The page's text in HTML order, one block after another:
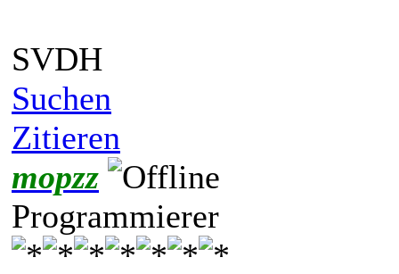
SVDH
Suchen
Zitieren
mopzz
Programmierer